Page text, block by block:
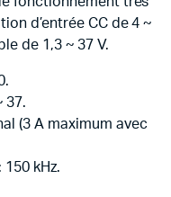
d’entrée CC de 4 ~
de 1,3 ~ 37 V.
37.
(3 A maximum avec
kHz.